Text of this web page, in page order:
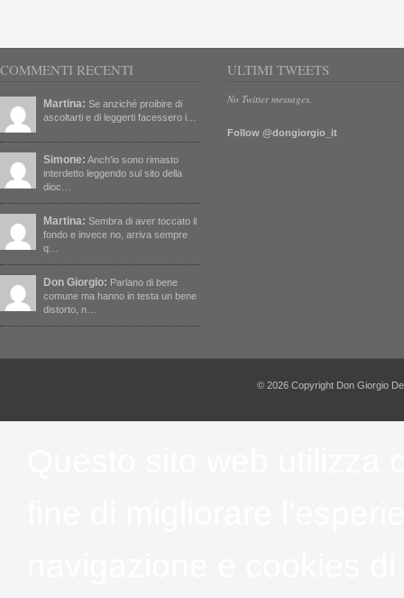
COMMENTI RECENTI
Martina: Se anziché proibire di
ascoltarti e di leggerti facessero i…
Simone: Anch'io sono rimasto
interdetto leggendo sul sito della
dioc…
Martina: Sembra di aver toccato il
fondo e invece no, arriva sempre
q…
Don Giorgio: Parlano di bene
comune ma hanno in testa un bene
distorto, n…
ULTIMI TWEETS
No Twitter messages.
Follow @dongiorgio_it
© 2026 Copyright Don Giorgio